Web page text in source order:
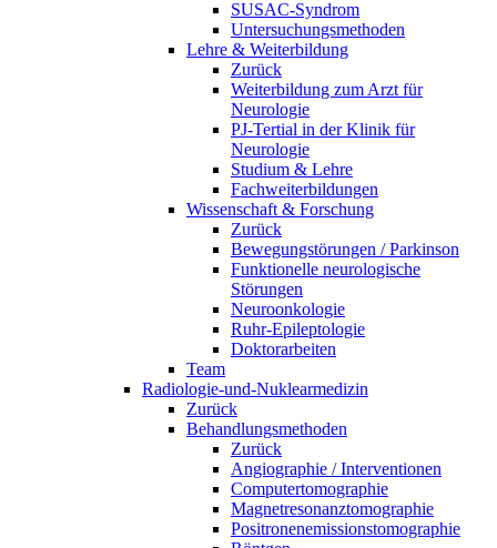
SUSAC-Syndrom
Untersuchungsmethoden
Lehre & Weiterbildung
Zurück
Weiterbildung zum Arzt für
Neurologie
PJ-Tertial in der Klinik für
Neurologie
Studium & Lehre
Fachweiterbildungen
Wissenschaft & Forschung
Zurück
Bewegungstörungen / Parkinson
Funktionelle neurologische
Störungen
Neuroonkologie
Ruhr-Epileptologie
Doktorarbeiten
Team
Radiologie-und-Nuklearmedizin
Zurück
Behandlungsmethoden
Zurück
Angiographie / Interventionen
Computertomographie
Magnetresonanztomographie
Positronenemissionstomographie